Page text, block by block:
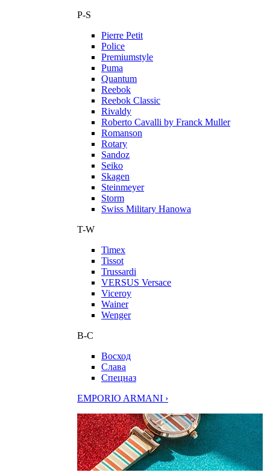
P-S
Pierre Petit
Police
Premiumstyle
Puma
Quantum
Reebok
Reebok Classic
Rivaldy
Roberto Cavalli by Franck Muller
Romanson
Rotary
Sandoz
Seiko
Skagen
Steinmeyer
Storm
Swiss Military Hanowa
T-W
Timex
Tissot
Trussardi
VERSUS Versace
Viceroy
Wainer
Wenger
В-С
Восход
Слава
Спецназ
EMPORIO ARMANI ›